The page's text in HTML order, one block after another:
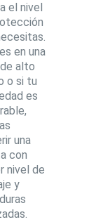
el nivel
en una
alto
o si tu
es
una
con
nivel de
y